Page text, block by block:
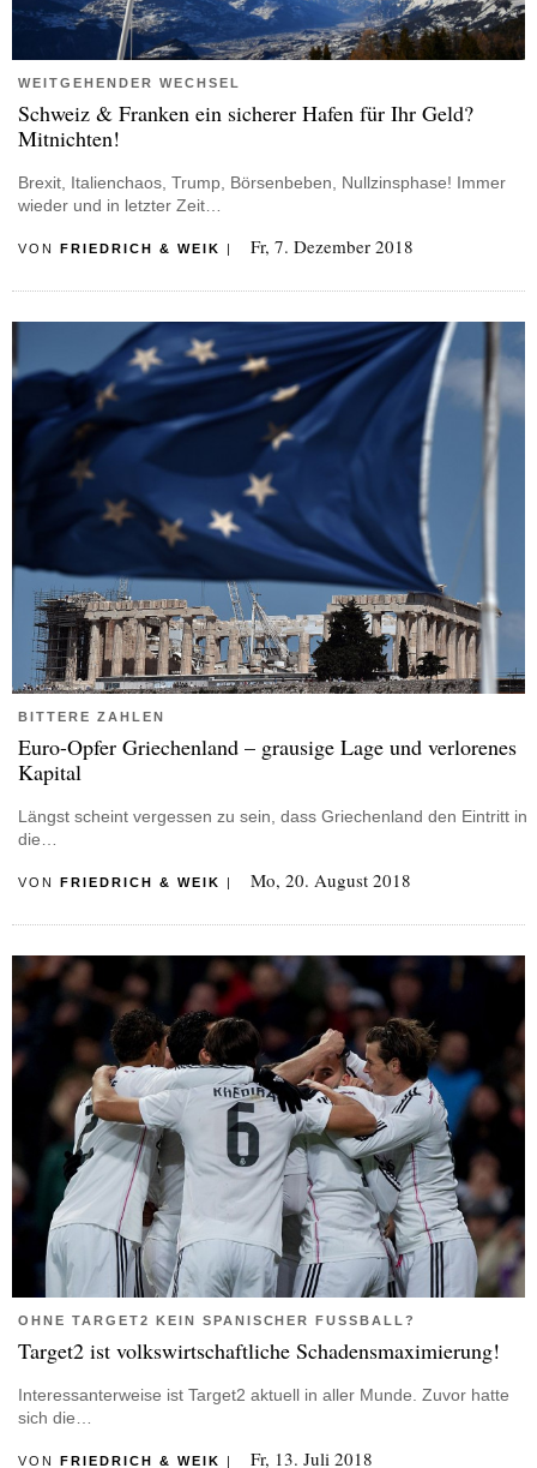
WEITGEHENDER WECHSEL
Schweiz & Franken ein sicherer Hafen für Ihr Geld?
Mitnichten!
Brexit, Italienchaos, Trump, Börsenbeben, Nullzinsphase! Immer
wieder und in letzter Zeit…
VON FRIEDRICH & WEIK Fr, 7. Dezember 2018
BITTERE ZAHLEN
Euro-Opfer Griechenland – grausige Lage und verlorenes
Kapital
Längst scheint vergessen zu sein, dass Griechenland den Eintritt in
die…
VON FRIEDRICH & WEIK | Mo, 20. August 2018
OHNE TARGET2 KEIN SPANISCHER FUSSBALL?
Target2 ist volkswirtschaftliche Schadensmaximierung!
Interessanterweise ist Target2 aktuell in aller Munde. Zuvor hatte
sich die…
VON FRIEDRICH & WEIK Fr, 13. Juli 2018